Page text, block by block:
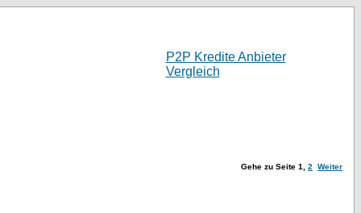
P2P Kredite Anbieter
Vergleich
Gehe zu Seite 1 2 Weiter